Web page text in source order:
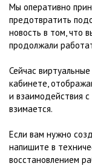
Мы оперативно
предотвратить
новость в том, что
продолжали
Сейчас
кабинете,
и взаимодействия
взимается.
Если вам нужно
напишите в
восстановлением